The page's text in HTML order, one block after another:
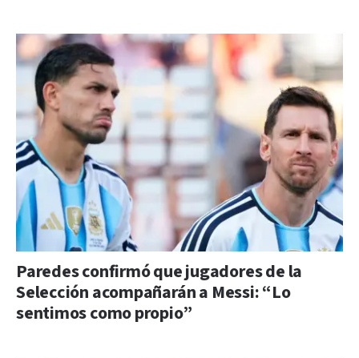
Paredes confirmó que jugadores de la
Selección acompañarán a Messi: “Lo
sentimos como propio”